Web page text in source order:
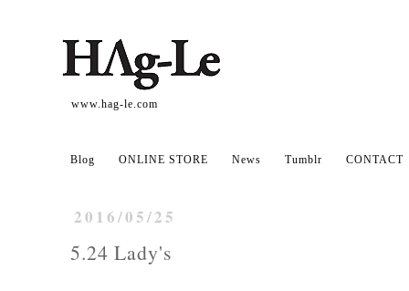
www.hag-le.com
Blog ONLINE STORE News Tumblr CONTACT
2016/05/25
5.24 Lady's